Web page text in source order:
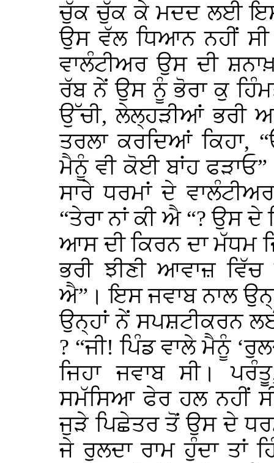
ਚੁੱਕ ਚੁੱਕ ਕੇ ਮਦਦ ਲਈ
ਉਸ ਵੱਲ ਧਿਆਨ ਨਹੀਂ ਸੀ
ਵਾਲੰਟੀਅਰ ਉਸ ਦੀ
ਰੱਬ ਨੇਂ ਉਸ ਨੂੰ ਭੋਰਾ ਕੁ
ਉੱਚੀ, ਲੇਲ੍ਹੜੀਆਂ ਭਰੀ
ਤਰਲਾ ਕਰਦਿਆਂ ਕਿਹਾ,
ਮੈਨੂੰ ਵੀ ਕੋਈ ਬਾਂਹ
ਸਾਰੇ ਧਰਮਾਂ ਦੇ
“ਤੇਰਾ ਨਾਂ ਕੀ ਐ “? ਉਸ
ਆਸ ਦੀ ਕਿਰਨ ਦਾ ਮੱਧਮ
ਭਰੀ ਝੀਣੀ ਆਵਾਜ਼ ਵਿੱਚ
ਐ”। ਇਸ ਜਵਾਬ ਨਾਲ
ਉਨ੍ਹਾਂ ਨੇਂ ਸਪਸ਼ਟੀਕਰਨ
? “ਜੀ! ਪਿੰਡ ਵਾਲੇ ਮੈਨੂੰ
ਜਿਹਾ ਜਵਾਬ ਸੀ।
ਸਮੱਸਿਆ ਫੇਰ ਹਲ ਨਹੀਂ
ਜੁੜੇ ਪਿਛੇਤਰ ਤੋਂ ਉਸ ਦੇ
ਜੇ ਰੁਲਦਾ ਰਾਮ ਹੁੰਦਾ ਤਾਂ